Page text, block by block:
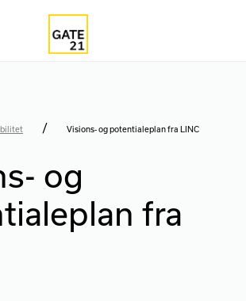
/ Visions- og potentialeplan fra LINC
og
fra